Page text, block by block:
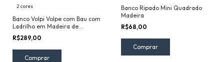
2 cores
Banco Volpi Volpe com Bau com
Ladrilho em Madeira de
Demolição
R$289,00
Comprar
Banco Ripado Mini Quadrado
Madeira
R$68,00
Comprar